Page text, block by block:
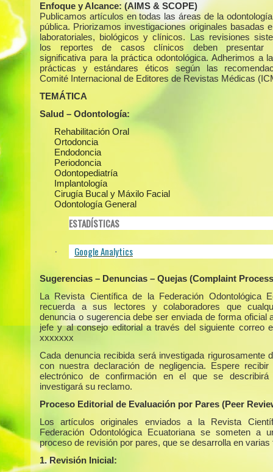
Enfoque y Alcance: (AIMS & SCOPE)
Publicamos artículos en todas las áreas de la
pública. Priorizamos investigaciones originales basadas
laboratoriales, biológicos y clínicos. Las revisiones
los reportes de casos clínicos deben presentar
significativa para la práctica odontológica. Adherimos a
prácticas y estándares éticos según las
Comité Internacional de Editores de Revistas Médicas
TEMÁTICA
Salud – Odontología:
Rehabilitación Oral
Ortodoncia
Endodoncia
Periodoncia
Odontopediatría
Implantología
Cirugía Bucal y Máxilo Facial
Odontología General
ESTADÍSTICAS
· Google Analytics
Sugerencias – Denuncias – Quejas (Complaint
La Revista Científica de la Federación Odontológica
recuerda a sus lectores y colaboradores que
denuncia o sugerencia debe ser enviada de forma oficial
jefe y al consejo editorial a través del siguiente correo
xxxxxxx
Cada denuncia recibida será investigada rigurosamente
con nuestra declaración de negligencia. Espere
electrónico de confirmación en el que se
investigará su reclamo.
Proceso Editorial de Evaluación por Pares (Peer
Los artículos originales enviados a la Revista
Federación Odontológica Ecuatoriana se someten a
proceso de revisión por pares, que se desarrolla en varias
1. Revisión Inicial: